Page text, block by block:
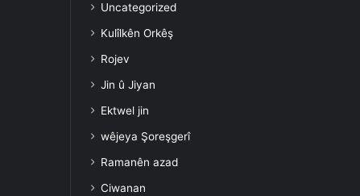
Uncategorized
Kulîlkên Orkêş
Rojev
Jin û Jiyan
Ektwel jin
wêjeya Şoreşgerî
Ramanên azad
Ciwanan